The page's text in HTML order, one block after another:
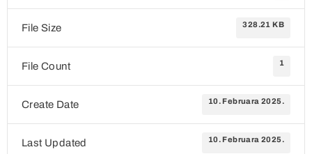
File Size 328.21 KB
File Count 1
Create Date 10. Februara 2025.
Last Updated 10. Februara 2025.